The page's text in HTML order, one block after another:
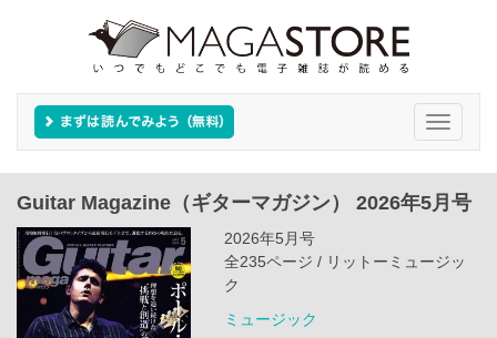
Toggle
Guitar Magazine（ギターマガジン） 2026年5月号
2026年5月号
全235ページ / リットーミュージッ
ク
ミュージック